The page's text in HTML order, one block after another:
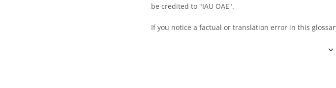
be credited to "IAU OAE".
If you notice a factual or translation error in this